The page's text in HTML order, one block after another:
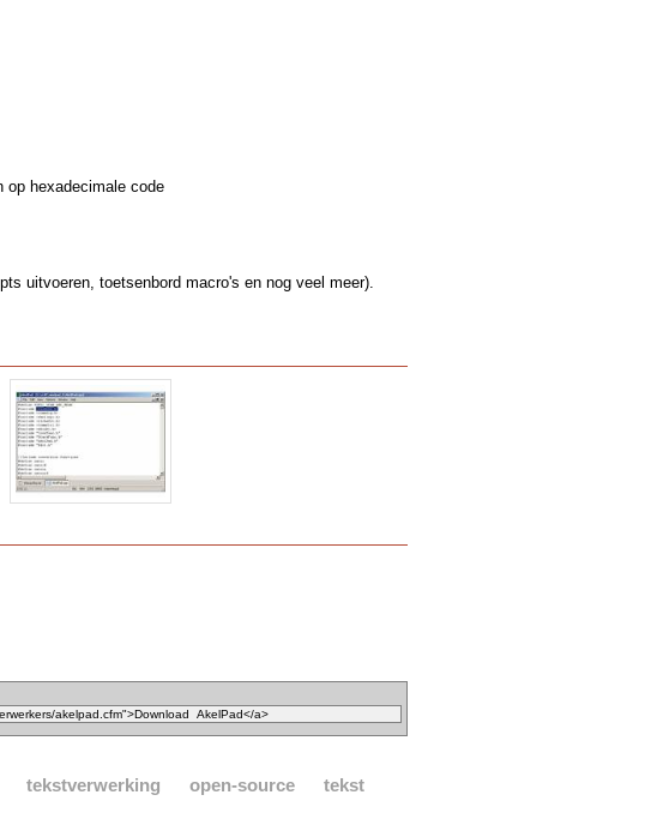
op hexadecimale code
uitvoeren, toetsenbord macro's en nog veel meer).
tekstverwerking open-source
tekst